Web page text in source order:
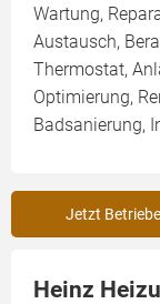
Wartung,
Austausch,
Thermostat,
Optimierung,
Badsanierung,
Jetzt
Heinz